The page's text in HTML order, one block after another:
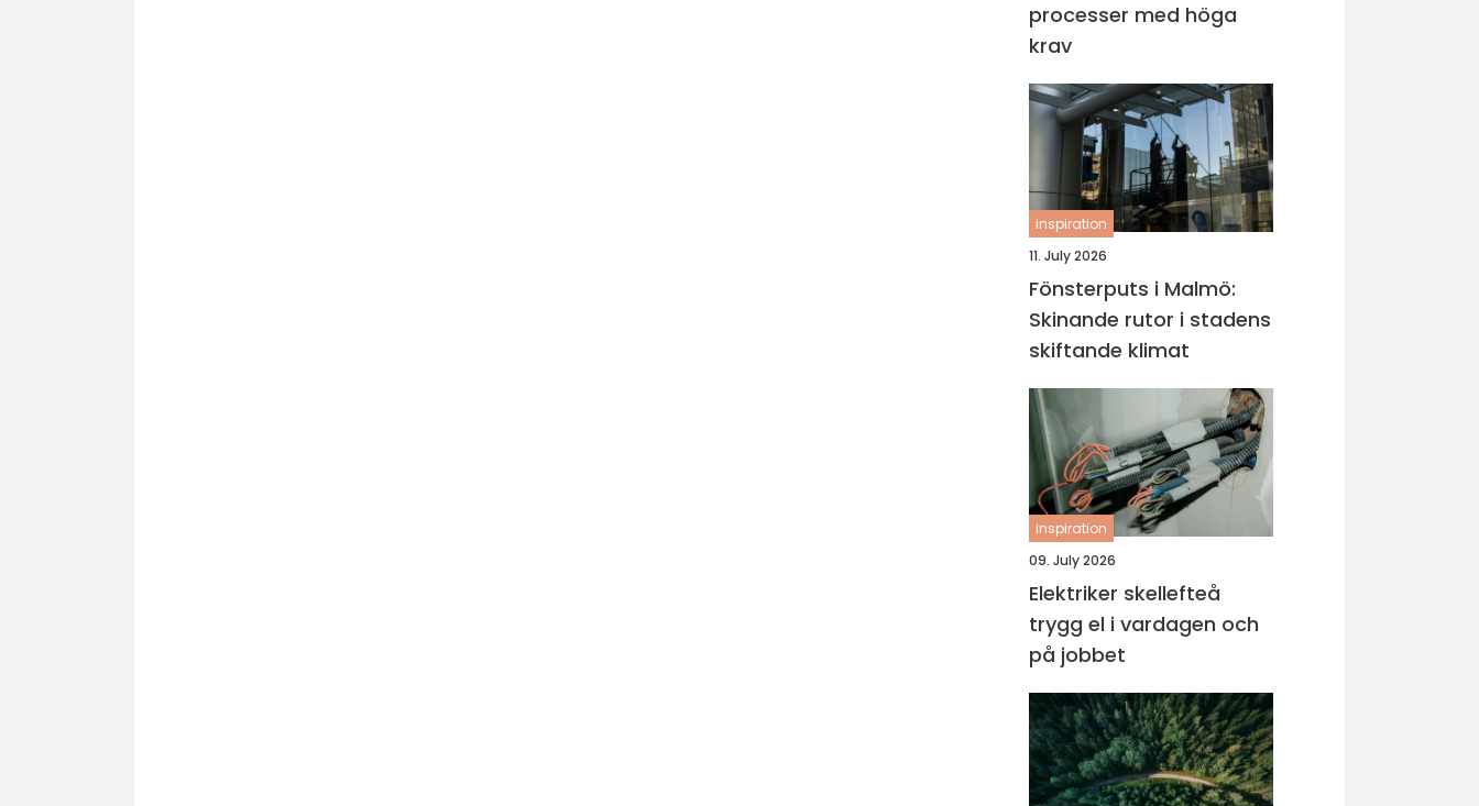
processer med höga
krav
inspiration
11. July 2026
Fönsterputs i Malmö:
Skinande rutor i stadens
skiftande klimat
inspiration
09. July 2026
Elektriker skellefteå
trygg el i vardagen och
på jobbet